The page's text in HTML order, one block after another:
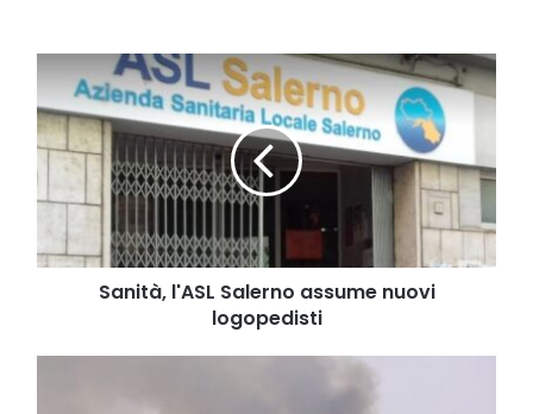
Sanità,
l'ASL
Salerno
assume
nuovi
logopedisti
Sanità, l'ASL Salerno assume nuovi
logopedisti